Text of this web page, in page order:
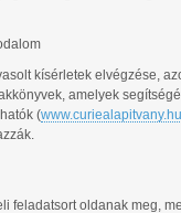
kísérletek elvégzése,
amelyek
(www.curiealapitvany.hu
feladatsort oldanak meg,